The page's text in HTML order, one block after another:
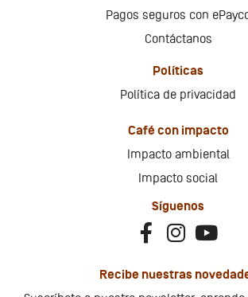
Pagos seguros con
Contáctanos
Políticas
Política de privacidad
Café con impacto
Impacto ambiental
Impacto social
Síguenos
Recibe nuestras